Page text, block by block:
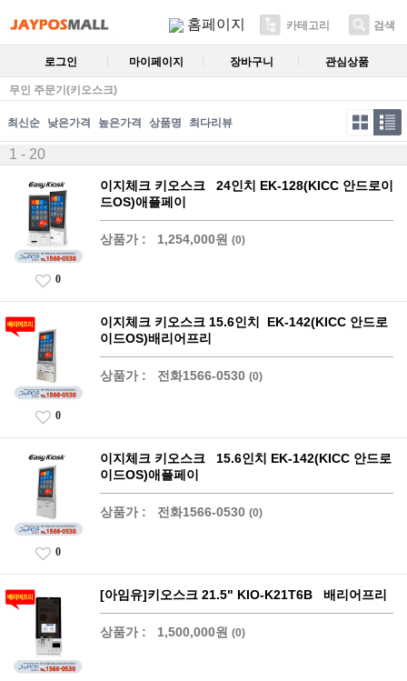
홈페이지 카테고리 검색
로그인 마이페이지 장바구니 관심상품
무인 주문기(키오스크)
최신순 낮은가격 높은가격 상품명 최다리뷰
1 - 20
이지체크 키오스크 24인치 EK-128(KICC 안드로이
드OS)애플페이
상품가 : 1,254,000원 (0)
0
이지체크 키오스크 15.6인치 EK-142(KICC 안드로
이드OS)배리어프리
상품가 : 전화1566-0530 (0)
0
이지체크 키오스크 15.6인치 EK-142(KICC 안드로
이드OS)애플페이
상품가 : 전화1566-0530 (0)
0
[아임유]키오스크 21.5" KIO-K21T6B 배리어프리
상품가 : 1,500,000원 (0)